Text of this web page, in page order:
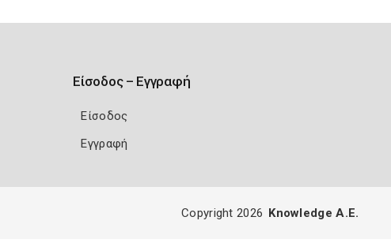
Είσοδος – Εγγραφή
Είσοδος
Εγγραφή
Copyright 2026 Knowledge A.E.